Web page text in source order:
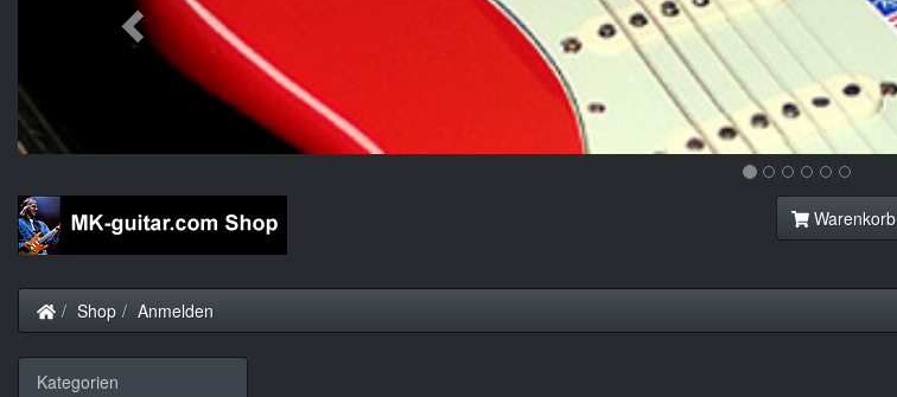
Warenkorb
Startseite
Shop Anmelden
Kategorien